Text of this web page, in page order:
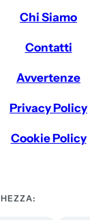
Chi Siamo
Contatti
Avvertenze
Privacy Policy
Cookie Policy